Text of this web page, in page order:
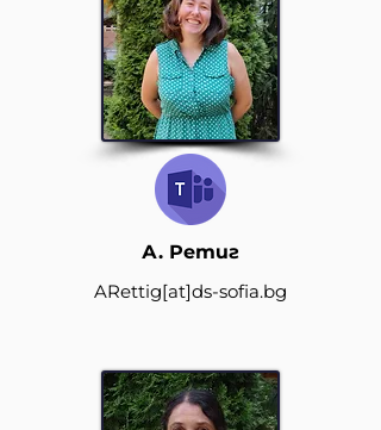
А. Ретиг
ARettig[at]ds-sofia.bg